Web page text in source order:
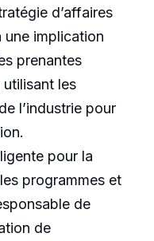
d’affaires
une implication
prenantes
utilisant les
l’industrie pour
pour la
programmes et
de
de